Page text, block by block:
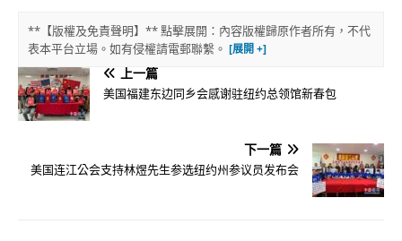
**【版權及免責聲明】** 點擊展開：內容版權歸原作者所有，不代
表本平台立場。如有侵權請電郵聯繫。
上一篇
美国福建东边同乡会感谢驻纽约总领馆新春包
下一篇
美国连江公会支持林煜先生参选纽约州参议员发布会